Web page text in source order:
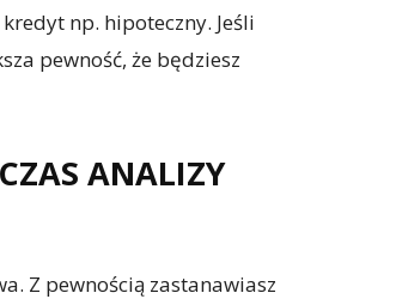
np. hipoteczny. Jeśli
pewność, że będziesz
ANALIZY
Z pewnością zastanawiasz